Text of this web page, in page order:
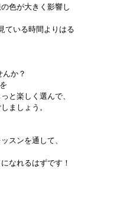
色が大きく影響し
ている時間より はる
んか？
っと楽しく選んで、
ましょう。
スンを通して、
なれるはずです！